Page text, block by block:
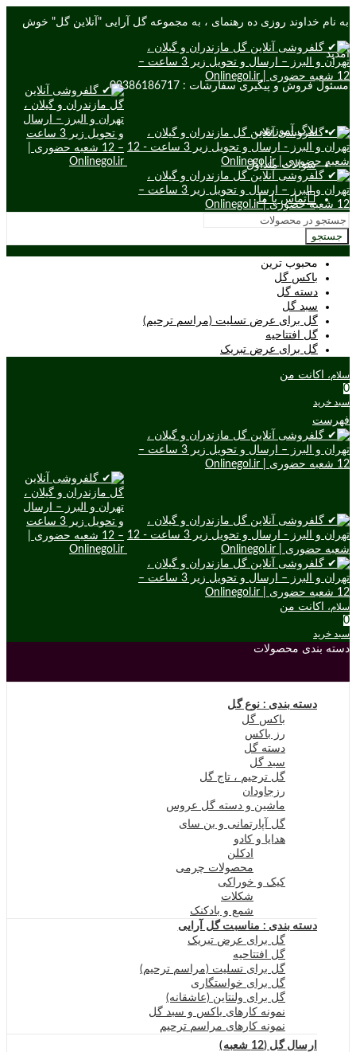
به نام خداوند روزی ده رهنمای ، به مجموعه گل آرایی "آنلاین گل" خوش
آمدید
مسئول فروش و پیگیری سفارشات : 09386186717
بلاگ آموزشی
سوالات متداول
تماس با ما
جستجو
محبوب ترین
باکس گل
دسته گل
سبد گل
گل برای عرض تسلیت (مراسم ترحیم)
گل افتتاحیه
گل برای عرض تبریک
سلام،
اکانت من
0
سبد خرید
فهرست
سلام،
اکانت من
0
سبد خرید
دسته بندی محصولات
دسته بندی : نوع گل
باکس گل
رز باکس
دسته گل
سبد گل
گل ترحیم ، تاج گل
رزجاودان
ماشین و دسته گل عروس
گل آپارتمانی و بن سای
هدایا و کادو
ادکلن
محصولات چرمی
کیک و خوراکی
شکلات
شمع و بادکنک
دسته بندی : مناسبت گل آرایی
گل برای عرض تبریک
گل افتتاحیه
گل برای تسلیت (مراسم ترحیم)
گل برای خواستگاری
گل برای ولنتاین (عاشقانه)
نمونه کارهای باکس و سبد گل
نمونه کارهای مراسم ترحیم
ارسال گل (12 شعبه)